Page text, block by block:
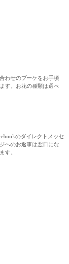
わせのブーケをお手頃
す。お花の種類は選べ
のダイレクトメッセ
へのお返事は翌日にな
す。